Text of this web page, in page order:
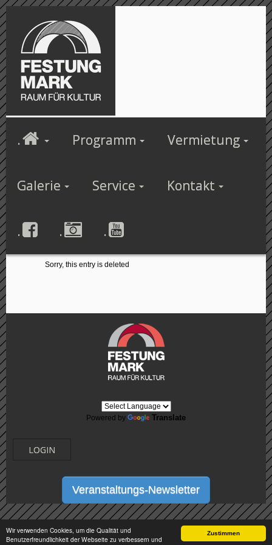
Zustimmen
Wir verwenden Cookies, um die Qualität und
Benutzerfreundlichkeit der Webseite zu verbessern und
. Programm Vermietung
Galerie Service Kontakt
. . .
Sorry, this entry is deleted
Powered by Translate
LOGIN
Veranstaltungs-Newsletter